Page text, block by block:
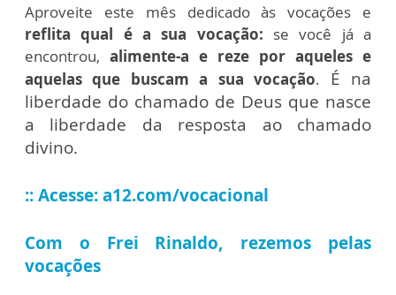
Aproveite este mês dedicado às vocações e
reflita qual é a sua vocação: se você já a
encontrou, alimente-a e reze por aqueles e
aquelas que buscam a sua vocação. É na
liberdade do chamado de Deus que nasce
a liberdade da resposta ao chamado
divino.
:: Acesse: a12.com/vocacional
Com o Frei Rinaldo, rezemos pelas
vocações